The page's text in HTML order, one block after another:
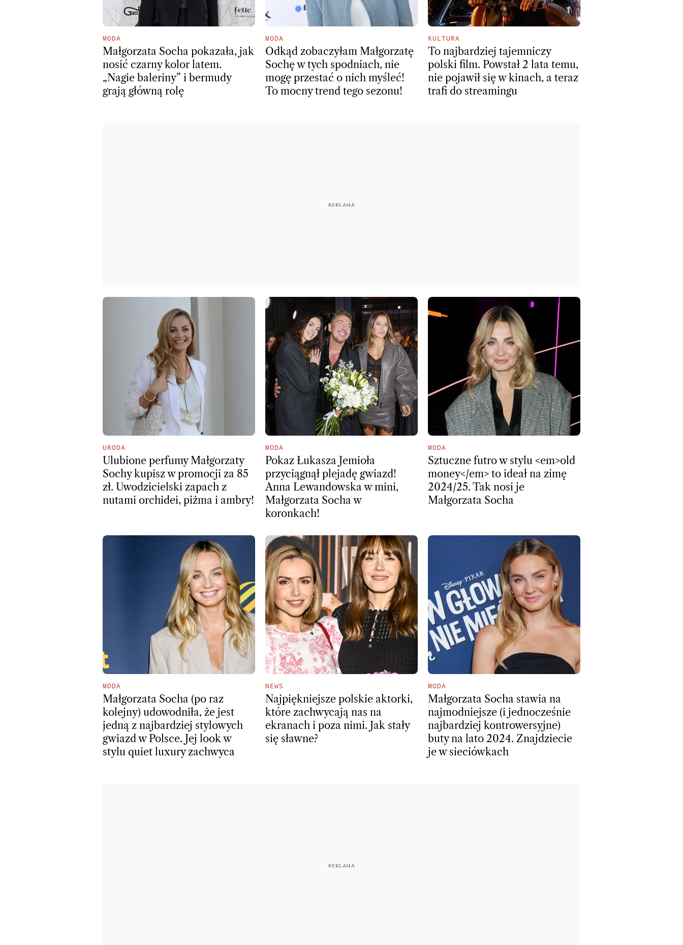
MODA
Małgorzata Socha pokazała, jak
nosić czarny kolor latem.
„Nagie baleriny” i bermudy
grają główną rolę
MODA
Odkąd zobaczyłam Małgorzatę
Sochę w tych spodniach, nie
mogę przestać o nich myśleć!
To mocny trend tego sezonu!
KULTURA
To najbardziej tajemniczy
polski film. Powstał 2 lata temu,
nie pojawił się w kinach, a teraz
trafi do streamingu
URODA
Ulubione perfumy Małgorzaty
Sochy kupisz w promocji za 85
zł. Uwodzicielski zapach z
nutami orchidei, piżma i ambry!
MODA
Pokaz Łukasza Jemioła
przyciągnął plejadę gwiazd!
Anna Lewandowska w mini,
Małgorzata Socha w
koronkach!
MODA
Sztuczne futro w stylu <em>old
money</em> to ideał na zimę
2024/25. Tak nosi je
Małgorzata Socha
MODA
Małgorzata Socha (po raz
kolejny) udowodniła, że jest
jedną z najbardziej stylowych
gwiazd w Polsce. Jej look w
stylu quiet luxury zachwyca
NEWS
Najpiękniejsze polskie aktorki,
które zachwycają nas na
ekranach i poza nimi. Jak stały
się sławne?
MODA
Małgorzata Socha stawia na
najmodniejsze (i jednocześnie
najbardziej kontrowersyjne)
buty na lato 2024. Znajdziecie
je w sieciówkach